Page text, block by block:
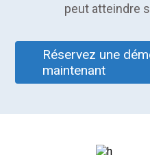
peut atteindre
Réservez une
maintenant